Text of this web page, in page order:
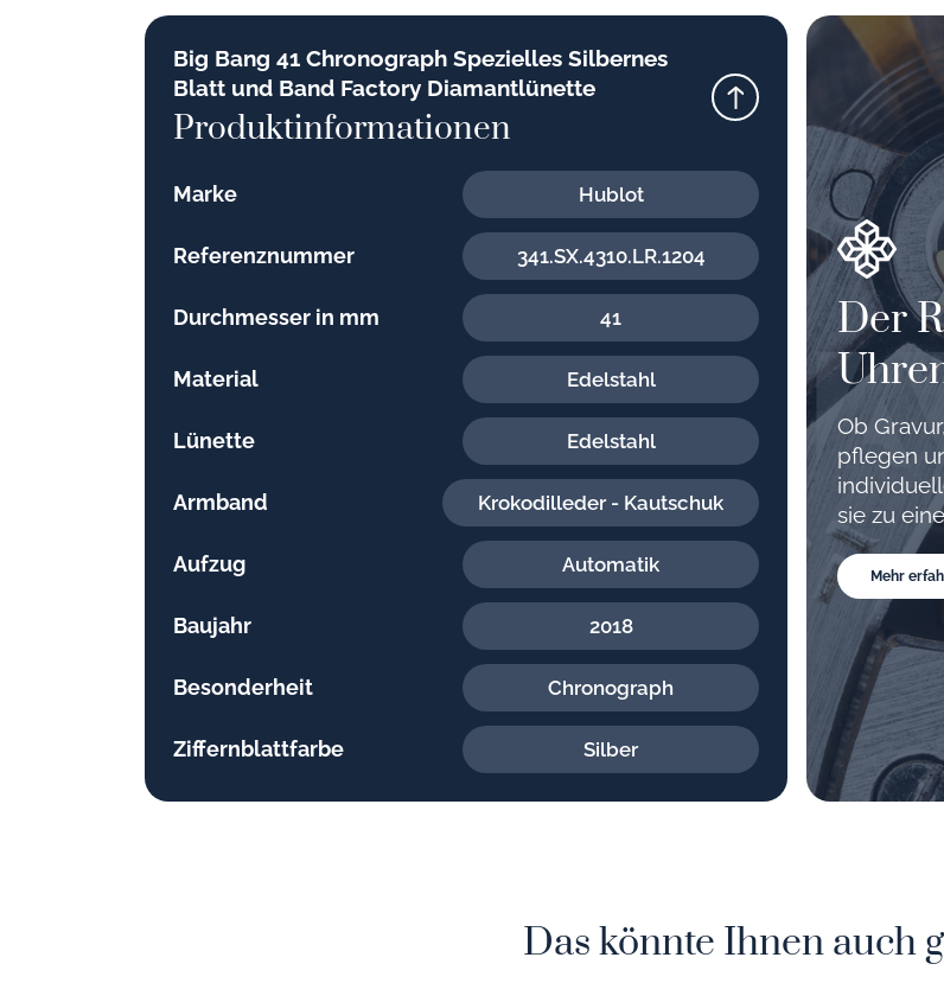
Big Bang 41 Chronograph Spezielles Silbernes
Blatt und Band Factory Diamantlünette
Produktinformationen
Marke Hublot
Referenznummer 341.SX.4310.LR.1204
Durchmesser in mm 41
Material Edelstahl
Lünette Edelstahl
Armband Krokodilleder - Kautschuk
Aufzug Automatik
Baujahr 2018
Besonderheit Chronograph
Ziffernblattfarbe Silber
Der
Ob
pflegen
sie zu
Mehr
Das könnte Ihnen auch